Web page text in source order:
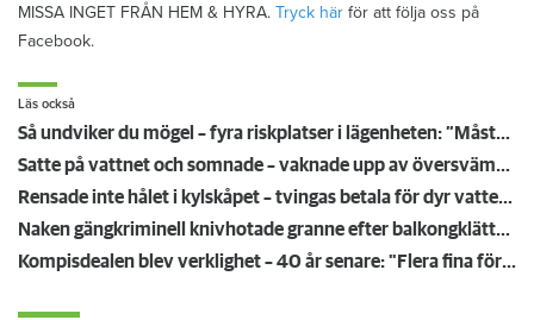
MISSA INGET FRÅN HEM & HYRA. Tryck här för att följa oss på
Facebook.
Läs också
Så undviker du mögel – fyra riskplatser i lägenheten: ”Måste städa bort”
Satte på vattnet och somnade – vaknade upp av översvämning hos grannen
Rensade inte hålet i kylskåpet – tvingas betala för dyr vattenskada
Naken gängkriminell knivhotade granne efter balkongklättring
Kompisdealen blev verklighet – 40 år senare: "Flera fina fördelar med att dela bostad"